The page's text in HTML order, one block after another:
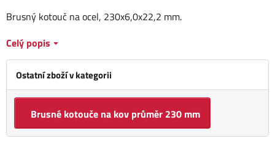
Ostatní zboží v kategorii
Brusné kotouče na kov průměr 230 mm
Brusný kotouč na ocel, 230x6,0x22,2 mm.
Celý popis